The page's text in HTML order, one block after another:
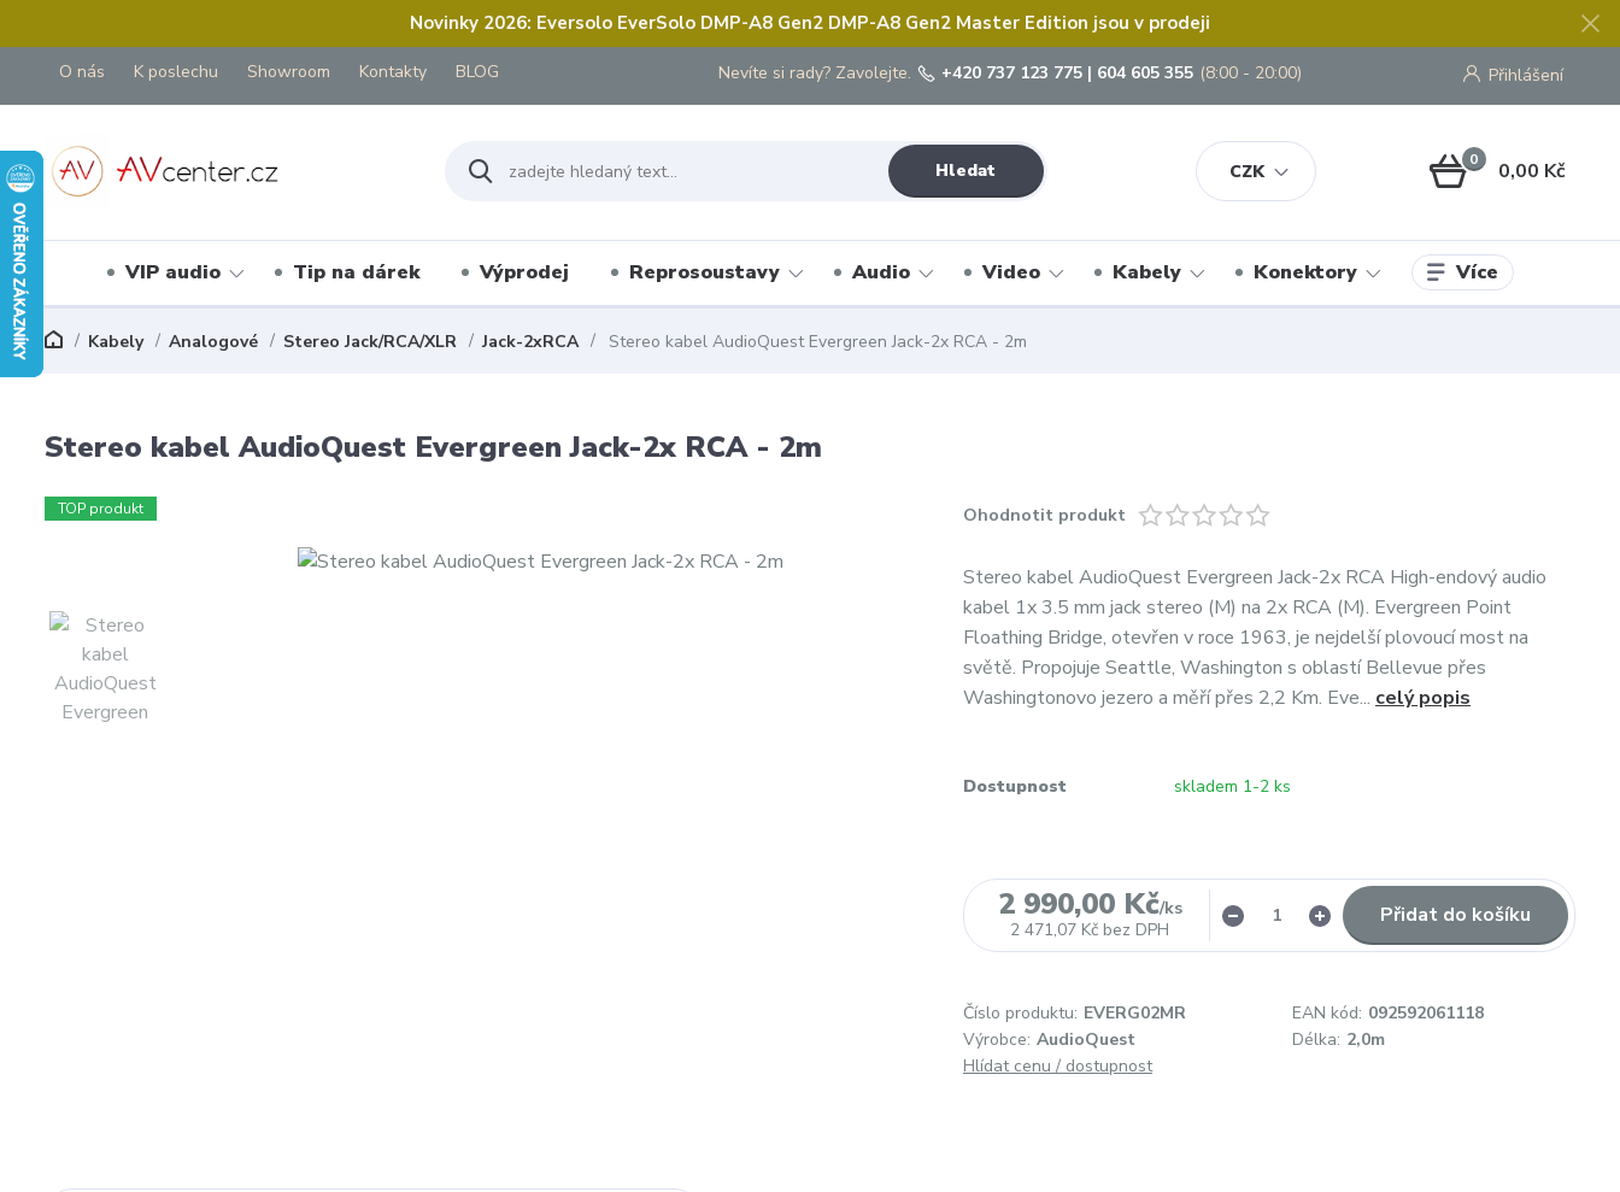
Novinky 2026: Eversolo EverSolo DMP-A8 Gen2 DMP-A8 Gen2 Master Edition jsou v prodeji
O nás K poslechu Showroom Kontakty BLOG
CZK
Přihlášení
Hledat
Nevíte si rady? Zavolejte. +420 737 123 775 | 604 605 355 (8:00 - 20:00)
0 0,00 Kč
VIP audio Tip na dárek Výprodej Reprosoustavy Audio Video Kabely Konektory Více
Kabely Analogové Stereo Jack/RCA/XLR Jack-2xRCA Stereo kabel AudioQuest Evergreen Jack-2x RCA - 2m
Stereo kabel AudioQuest Evergreen Jack-2x RCA - 2m
TOP produkt Ohodnotit produkt
Stereo kabel AudioQuest Evergreen Jack-2x RCA High-endový audio
kabel 1x 3.5 mm jack stereo (M) na 2x RCA (M). Evergreen Point
Floathing Bridge, otevřen v roce 1963, je nejdelší plovoucí most na
světě. Propojuje Seattle, Washington s oblastí Bellevue přes
Washingtonovo jezero a měří přes 2,2 Km. Eve... celý popis
Dostupnost skladem 1-2 ks
2 990,00 Kč/ks
2 471,07 Kč bez DPH
Přidat do košíku
Číslo produktu: EVERG02MR EAN kód: 092592061118
Výrobce: AudioQuest Délka: 2,0m
Hlídat cenu / dostupnost